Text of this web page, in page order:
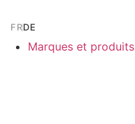
au
contenu
FRDE
Marques et produits